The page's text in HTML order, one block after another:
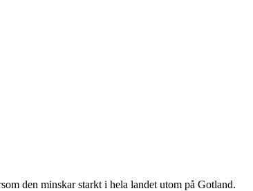
den minskar starkt i hela landet utom på Gotland.